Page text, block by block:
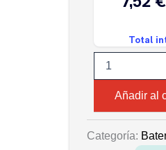
Añadir al
Categoría: